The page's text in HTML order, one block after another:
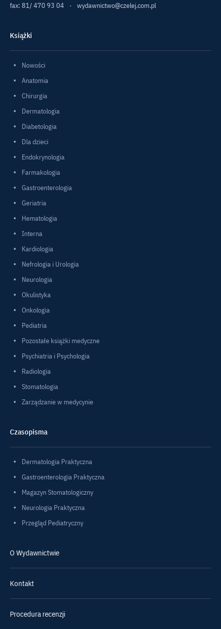
fax: 81/ 470 93 04
· wydawnictwo@czelej.com.pl
Książki
Nowości
Anatomia
Chirurgia
Dermatologia
Diabetologia
Dla dzieci
Endokrynologia
Farmakologia
Gastroenterologia
Geriatria
Hematologia
Interna
Kardiologia
Nefrologia i Urologia
Neurologia
Okulistyka
Onkologia
Pediatria
Pozostałe książki medyczne
Psychiatria i Psychologia
Radiologia
Stomatologia
Zarządzanie w medycynie
Czasopisma
Dermatologia Praktyczna
Gastroenterologia Praktyczna
Magazyn Stomatologiczny
Neurologia Praktyczna
Przegląd Pediatryczny
O Wydawnictwie
Kontakt
Procedura recenzji